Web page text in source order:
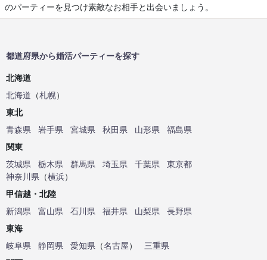
のパーティーを見つけ素敵なお相手と出会いましょう。
都道府県から婚活パーティーを探す
北海道
北海道 （札幌）
東北
青森県
岩手県 宮城県 秋田県 山形県
福島県
関東
茨城県
栃木県 群馬県 埼玉県 千葉県
東京都
神奈川県 （横浜）
甲信越・北陸
新潟県
富山県 石川県 福井県 山梨県
長野県
東海
岐阜県
静岡県 愛知県 （名古屋）
三重県